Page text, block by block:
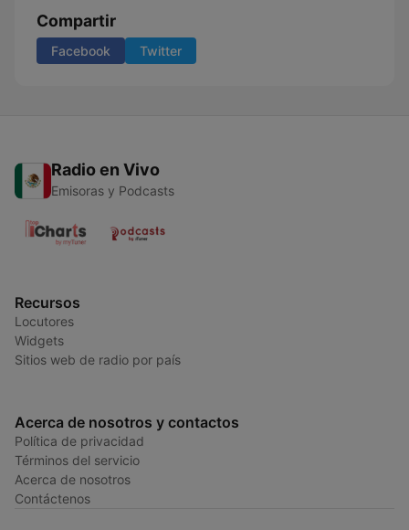
Compartir
Facebook Twitter
Radio en Vivo
Emisoras y Podcasts
Recursos
Locutores
Widgets
Sitios web de radio por país
Acerca de nosotros y contactos
Política de privacidad
Términos del servicio
Acerca de nosotros
Contáctenos